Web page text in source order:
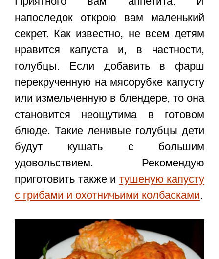
напоследок открою вам маленький
секрет. Как известно, не всем детям
нравится капуста и, в частности,
голубцы. Если добавить в фарш
перекрученную на мясорубке капусту
или измельченную в блендере, то она
становится неощутима в готовом
блюде. Такие ленивые голубцы дети
будут кушать с большим
удовольствием. Рекомендую
приготовить также и тушеную капусту
с грибами и охотничьими колбасками.